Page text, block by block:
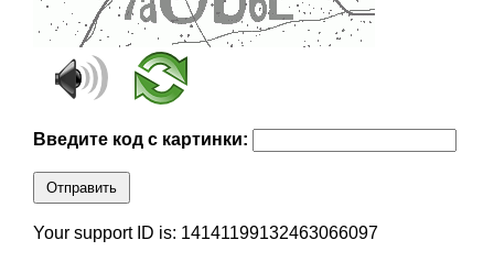
Введите код с картинки:
Отправить
Your support ID is: 14141199132463066097